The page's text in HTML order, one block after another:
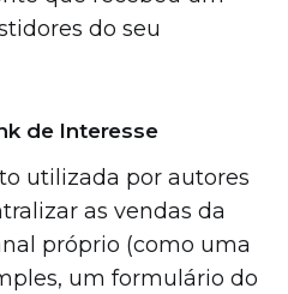
do seu
de Interesse
utilizada por autores
as vendas da
próprio (como uma
um formulário do